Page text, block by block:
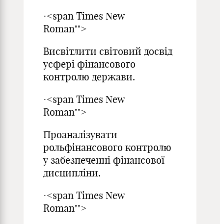
·<span Times New
Roman"">
Висвітлити світовий досвід
усфері фінансового
контролю держави.
·<span Times New
Roman"">
Проаналізувати
рольфінансового контролю
у забезпеченні фінансової
дисципліни.
·<span Times New
Roman"">